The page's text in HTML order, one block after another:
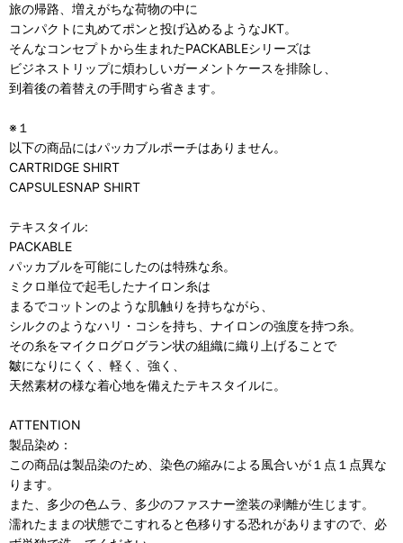
旅の帰路、増えがちな荷物の中に
コンパクトに丸めてポンと投げ込めるようなJKT。
そんなコンセプトから生まれたPACKABLEシリーズは
ビジネストリップに煩わしいガーメントケースを排除し、
到着後の着替えの手間すら省きます。
※１
以下の商品にはパッカブルポーチはありません。
CARTRIDGE SHIRT
CAPSULESNAP SHIRT
テキスタイル:
PACKABLE
パッカブルを可能にしたのは特殊な糸。
ミクロ単位で起毛したナイロン糸は
まるでコットンのような肌触りを持ちながら、
シルクのようなハリ・コシを持ち、ナイロンの強度を持つ糸。
その糸をマイクログログラン状の組織に織り上げることで
皺になりにくく、軽く、強く、
天然素材の様な着心地を備えたテキスタイルに。
ATTENTION
製品染め：
この商品は製品染のため、染色の縮みによる風合いが１点１点異な
ります。
また、多少の色ムラ、多少のファスナー塗装の剥離が生じます。
濡れたままの状態でこすれると色移りする恐れがありますので、必